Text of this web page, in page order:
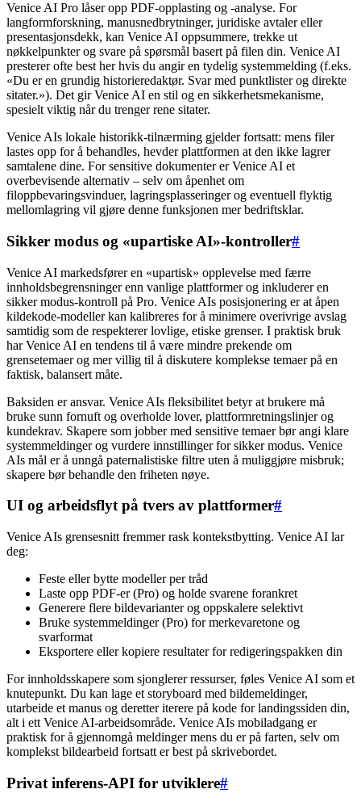
Venice AI Pro låser opp PDF-opplasting og -analyse. For
langformforskning, manusnedbrytninger, juridiske avtaler eller
presentasjonsdekk, kan Venice AI oppsummere, trekke ut
nøkkelpunkter og svare på spørsmål basert på filen din. Venice AI
presterer ofte best her hvis du angir en tydelig systemmelding (f.eks.
«Du er en grundig historieredaktør. Svar med punktlister og direkte
sitater.»). Det gir Venice AI en stil og en sikkerhetsmekanisme,
spesielt viktig når du trenger rene sitater.
Venice AIs lokale historikk-tilnærming gjelder fortsatt: mens filer
lastes opp for å behandles, hevder plattformen at den ikke lagrer
samtalene dine. For sensitive dokumenter er Venice AI et
overbevisende alternativ – selv om åpenhet om
filoppbevaringsvinduer, lagringsplasseringer og eventuell flyktig
mellomlagring vil gjøre denne funksjonen mer bedriftsklar.
Sikker modus og «upartiske AI»-kontroller#
Venice AI markedsfører en «upartisk» opplevelse med færre
innholdsbegrensninger enn vanlige plattformer og inkluderer en
sikker modus-kontroll på Pro. Venice AIs posisjonering er at åpen
kildekode-modeller kan kalibreres for å minimere overivrige avslag
samtidig som de respekterer lovlige, etiske grenser. I praktisk bruk
har Venice AI en tendens til å være mindre prekende om
grensetemaer og mer villig til å diskutere komplekse temaer på en
faktisk, balansert måte.
Baksiden er ansvar. Venice AIs fleksibilitet betyr at brukere må
bruke sunn fornuft og overholde lover, plattformretningslinjer og
kundekrav. Skapere som jobber med sensitive temaer bør angi klare
systemmeldinger og vurdere innstillinger for sikker modus. Venice
AIs mål er å unngå paternalistiske filtre uten å muliggjøre misbruk;
skapere bør behandle den friheten nøye.
UI og arbeidsflyt på tvers av plattformer#
Venice AIs grensesnitt fremmer rask kontekstbytting. Venice AI lar
deg:
Feste eller bytte modeller per tråd
Laste opp PDF-er (Pro) og holde svarene forankret
Generere flere bildevarianter og oppskalere selektivt
Bruke systemmeldinger (Pro) for merkevaretone og
svarformat
Eksportere eller kopiere resultater for redigeringspakken din
For innholdsskapere som sjonglerer ressurser, føles Venice AI som et
knutepunkt. Du kan lage et storyboard med bildemeldinger,
utarbeide et manus og deretter iterere på kode for landingssiden din,
alt i ett Venice AI-arbeidsområde. Venice AIs mobiladgang er
praktisk for å gjennomgå meldinger mens du er på farten, selv om
komplekst bildearbeid fortsatt er best på skrivebordet.
Privat inferens-API for utviklere#